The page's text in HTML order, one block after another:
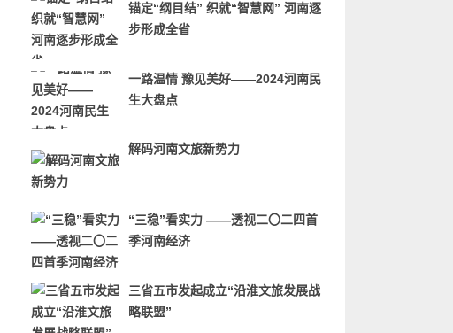
锚定“纲目结” 织就“智慧网” 河南逐
步形成全省
一路温情 豫见美好——2024河南民
生大盘点
解码河南文旅新势力
“三稳”看实力 ——透视二〇二四首
季河南经济
三省五市发起成立“沿淮文旅发展战
略联盟”